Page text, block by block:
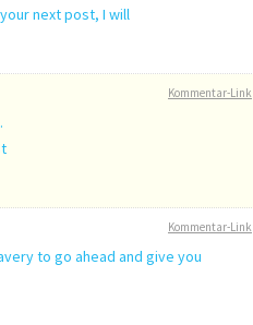
next post, I will
Kommentar-Link
Kommentar-Link
to go ahead and give you